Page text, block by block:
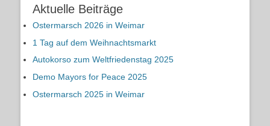
Aktuelle Beiträge
Ostermarsch 2026 in Weimar
1 Tag auf dem Weihnachtsmarkt
Autokorso zum Weltfriedenstag 2025
Demo Mayors for Peace 2025
Ostermarsch 2025 in Weimar